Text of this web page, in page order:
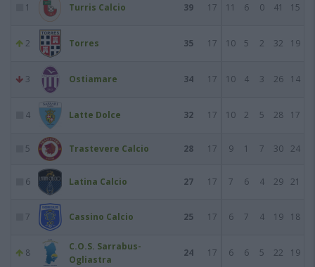
1 Turris Calcio 39 17 11 6 0 41 15
2 Torres 35 17 10 5 2 32 19
3 Ostiamare 34 17 10 4 3 26 14
4 Latte Dolce 32 17 10 2 5 28 17
5 Trastevere Calcio 28 17 9 1 7 30 24
6 Latina Calcio 27 17 7 6 4 29 21
7 Cassino Calcio 25 17 6 7 4 19 18
8
C.O.S. Sarrabus-
Ogliastra
24 17 6 6 5 22 19